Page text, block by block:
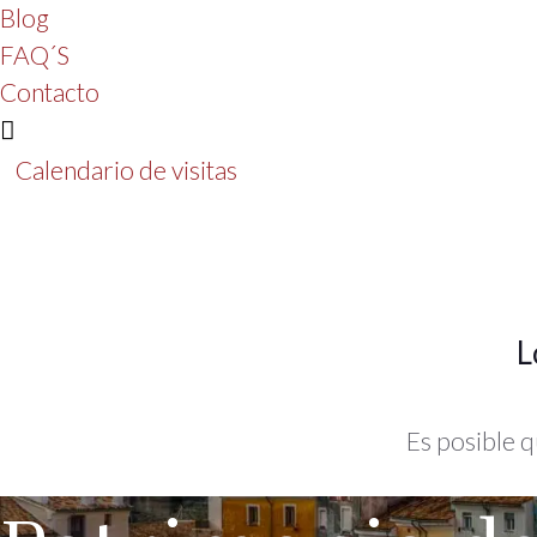
Blog
FAQ´S
Contacto
Calendario de visitas
Es posible